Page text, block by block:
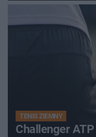
TENIS ZIEMNY
Challenger